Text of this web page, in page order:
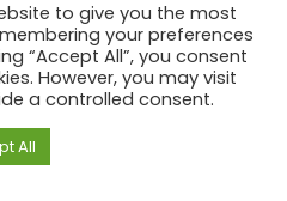
4.3
to give you the most
your preferences
“Accept All”, you consent
However, you may visit
a controlled consent.
All